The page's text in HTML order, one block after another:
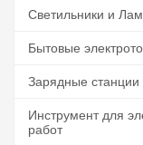
Светильники и
Бытовые
Зарядные станции
Инструмент для
работ